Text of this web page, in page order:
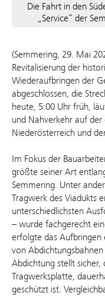
Die Fahrt in den
„Service“ der
(Semmering, 29. Mai
Revitalisierung der
Wiederaufbringen der
abgeschlossen, die
heute, 5:00 Uhr früh,
und Nahverkehr auf
Niederösterreich und
Im Fokus der
größte seiner Art
Semmering. Unter
Tragwerk des Viadukts
unterschiedlichsten
– wurde fachgerecht
erfolgte das Aufbringen
von
Abdichtung stellt sicher,
Tragwerksplatte,
geschützt ist.